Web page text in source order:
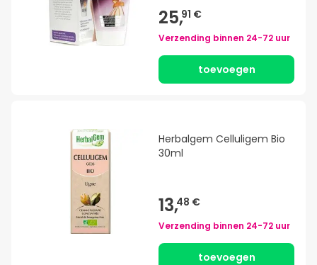
25,91 €
Verzending binnen 24-72 uur
toevoegen
Herbalgem Celluligem Bio
30ml
13,48 €
Verzending binnen 24-72 uur
toevoegen